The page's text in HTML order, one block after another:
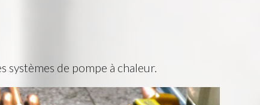
systèmes de pompe à chaleur.